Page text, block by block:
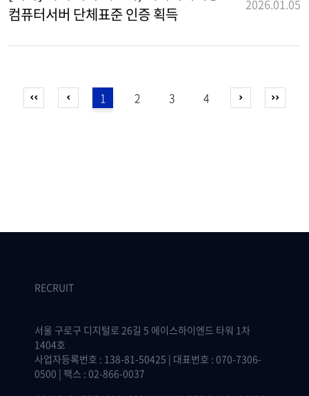
컴퓨터서버 단체표준 인증 획득
2026.01.05
1 2 3 4
RECRUIT
서울 구로구 디지털로 26길 5 에이스하이엔드 타워 1차
1404호
사업자등록번호 : 138-81-50425 | 대표번호 : 070-7306-
0500 | 팩스 : 02-866-0037